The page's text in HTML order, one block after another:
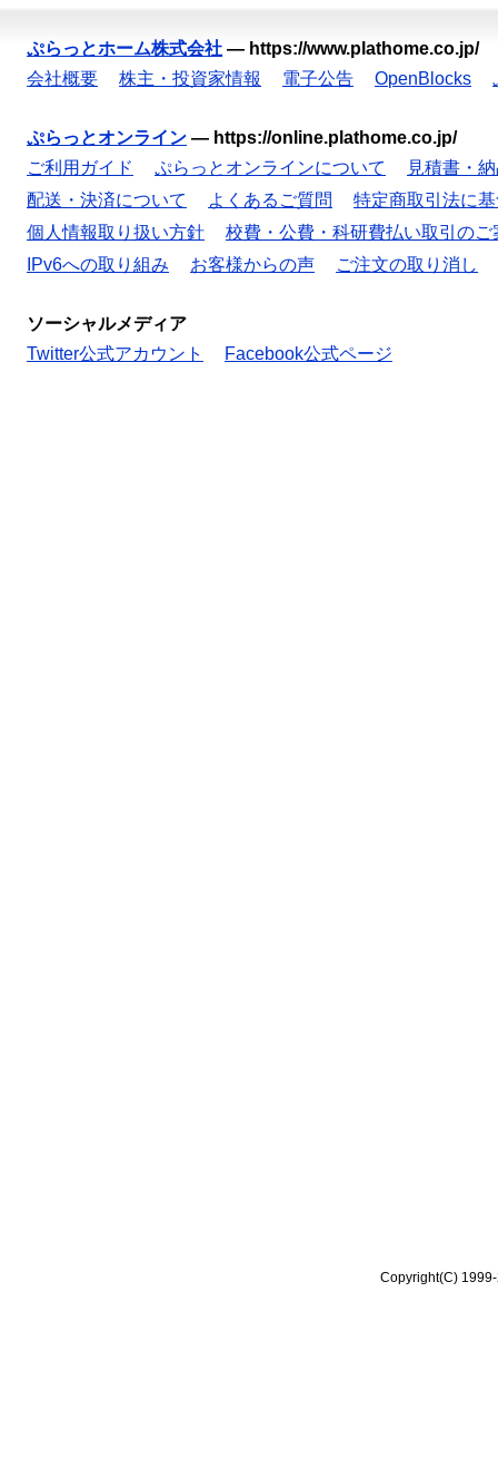
ぷらっとホーム株式会社 — https://www.plathome.co.jp/
会社概要
株主・投資家情報 電子公告 OpenBlocks
ぷらっとオンライン — https://online.plathome.co.jp/
ご利用ガイド
ぷらっとオンラインについて
見積書・
配送・決済について
よくあるご質問
特定商取引法に
個人情報取り扱い方針
校費・公費・科研費払い取引のご
IPv6への取り組み
お客様からの声 ご注文の取り消し
ソーシャルメディア
Twitter公式アカウント
Facebook公式ページ
Copyright(C)